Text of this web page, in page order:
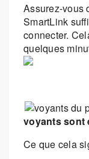
Assurez-vous
SmartLink
connecter.
quelques
voyants sont
Ce que cela